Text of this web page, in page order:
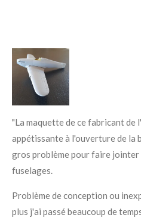
"La maquette de ce fabricant de
appétissante à l'ouverture de la
gros problème pour faire jointer
fuselages.
Problème de conception ou
plus j'ai passé beaucoup de